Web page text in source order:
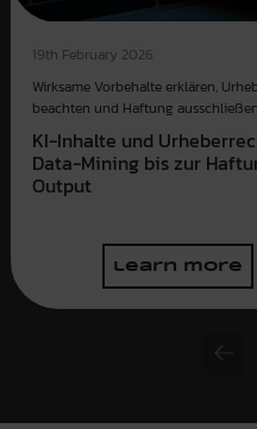
19th February 2026
Wirksame Vorbehalte erklären,
beachten und Haftung ausschließen
KI-Inhalte und
Data-Mining bis zur
Output
learn more